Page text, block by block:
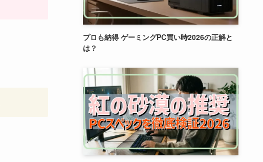
プロも納得 ゲーミングPC買い時2026の正解と
は？